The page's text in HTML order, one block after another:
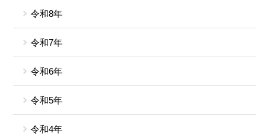
令和8年
令和7年
令和6年
令和5年
令和4年